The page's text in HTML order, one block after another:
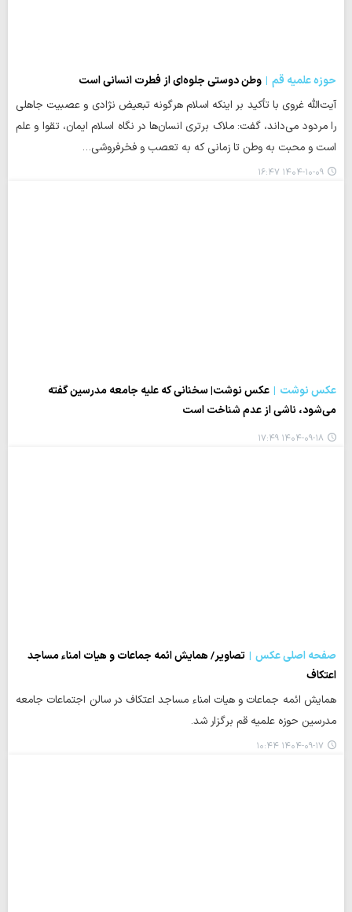
حوزه علمیه قم
وطن دوستی جلوه‌ای از فطرت انسانی است
آیت‌الله غروی با تأکید بر اینکه اسلام هرگونه تبعیض نژادی و عصبیت جاهلی
را مردود می‌داند، گفت: ملاک برتری انسان‌ها در نگاه اسلام ایمان، تقوا و علم
است و محبت به وطن تا زمانی که به تعصب و فخرفروشی…
۱۴۰۴-۱۰-۰۹ ۱۶:۴۷
عکس نوشت
عکس نوشت| سخنانی که علیه جامعه مدرسین گفته
می‌شود، ناشی از عدم شناخت است
۱۴۰۴-۰۹-۱۸ ۱۷:۴۹
صفحه اصلی عکس
تصاویر/ همایش ائمه جماعات و هیات امناء مساجد
اعتکاف
همایش ائمه جماعات و هیات امناء مساجد اعتکاف در سالن اجتماعات جامعه
مدرسین حوزه علمیه قم برگزار شد.
۱۴۰۴-۰۹-۱۷ ۱۰:۴۴